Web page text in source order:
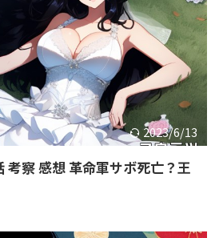
2023/6/13
考察 感想 革命軍サボ死亡？王